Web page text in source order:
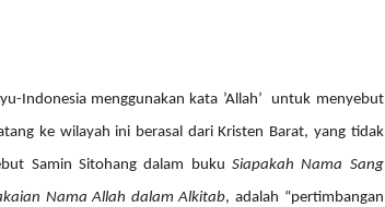
Indonesia menggunakan kata ’Allah’
untuk menyebut
ke wilayah ini berasal dari Kristen Barat, yang tidak
Samin Sitohang dalam buku Siapakah Nama Sang
Nama Allah dalam Alkitab, adalah “pertimbangan